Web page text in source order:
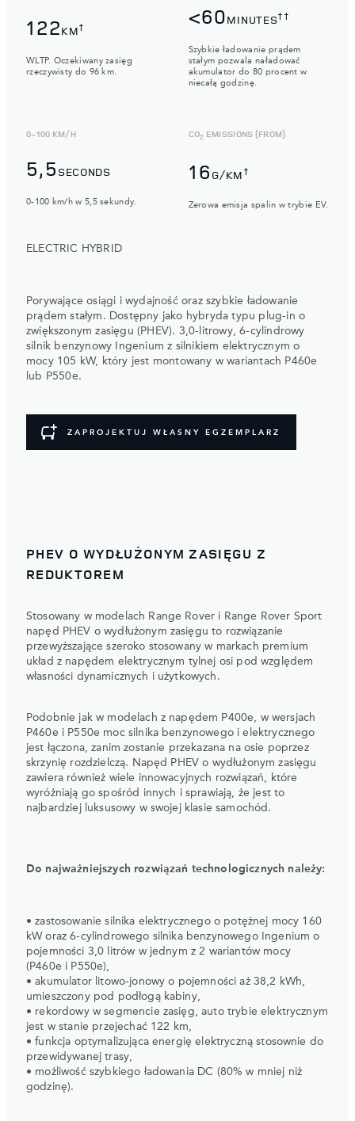
122KM†
WLTP. Oczekiwany zasięg
rzeczywisty do 96 km.
<60MINUTES††
Szybkie ładowanie prądem
stałym pozwala naładować
akumulator do 80 procent w
niecałą godzinę.
0-100 KM/H
5,5 SECONDS
0-100 km/h w 5,5 sekundy.
CO2 EMISSIONS (FROM)
16 G/KM †
Zerowa emisja spalin w trybie EV.
ELECTRIC HYBRID
Porywające osiągi i wydajność oraz szybkie ładowanie
prądem stałym. Dostępny jako hybryda typu plug-in o
zwiększonym zasięgu (PHEV). 3,0-litrowy, 6-cylindrowy
silnik benzynowy Ingenium z silnikiem elektrycznym o
mocy 105 kW, który jest montowany w wariantach P460e
lub P550e.
ZAPROJEKTUJ WŁASNY EGZEMPLARZ
PHEV O WYDŁUŻONYM ZASIĘGU Z
REDUKTOREM
Stosowany w modelach Range Rover i Range Rover Sport
napęd PHEV o wydłużonym zasięgu to rozwiązanie
przewyższające szeroko stosowany w markach premium
układ z napędem elektrycznym tylnej osi pod względem
własności dynamicznych i użytkowych.
Podobnie jak w modelach z napędem P400e, w wersjach
P460e i P550e moc silnika benzynowego i elektrycznego
jest łączona, zanim zostanie przekazana na osie poprzez
skrzynię rozdzielczą. Napęd PHEV o wydłużonym zasięgu
zawiera również wiele innowacyjnych rozwiązań, które
wyróżniają go spośród innych i sprawiają, że jest to
najbardziej luksusowy w swojej klasie samochód.
Do najważniejszych rozwiązań technologicznych należy:
• zastosowanie silnika elektrycznego o potężnej mocy 160
kW oraz 6-cylindrowego silnika benzynowego Ingenium o
pojemności 3,0 litrów w jednym z 2 wariantów mocy
(P460e i P550e),
• akumulator litowo-jonowy o pojemności aż 38,2 kWh,
umieszczony pod podłogą kabiny,
• rekordowy w segmencie zasięg, auto trybie elektrycznym
jest w stanie przejechać 122 km,
• funkcja optymalizująca energię elektryczną stosownie do
przewidywanej trasy,
• możliwość szybkiego ładowania DC (80% w mniej niż
godzinę).